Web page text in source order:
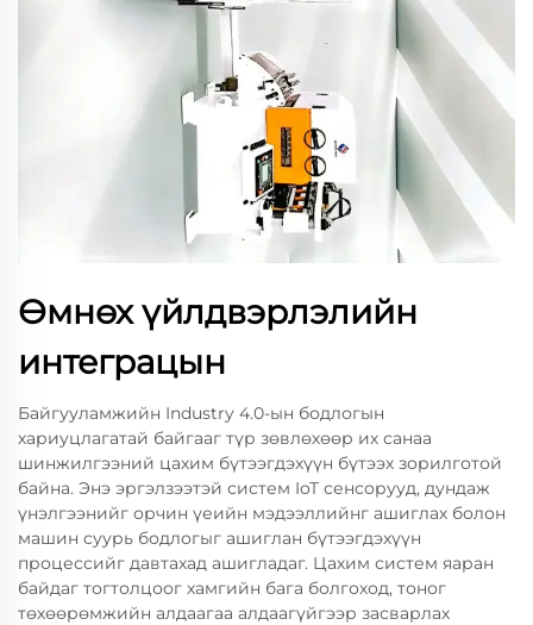
Өмнөх үйлдвэрлэлийн
интеграцын
Байгууламжийн Industry 4.0-ын бодлогын
хариуцлагатай байгааг түр зөвлөхөөр их санаа
шинжилгээний цахим бүтээгдэхүүн бүтээх зорилготой
байна. Энэ эргэлзээтэй систем IoT сенсорууд, дундаж
үнэлгээнийг орчин үеийн мэдээллийнг ашиглах болон
машин суурь бодлогыг ашиглан бүтээгдэхүүн
процессийг давтахад ашигладаг. Цахим систем яаран
байдаг тогтолцоог хамгийн бага болгоход, тоног
төхөөрөмжийн алдаагаа алдаагүйгээр засварлах